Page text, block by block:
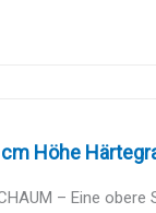
Höhe
– Eine